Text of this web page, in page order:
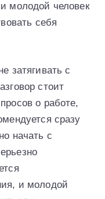
молодой человек
себя
затягивать с
стоит
о работе,
сразу
начать с
и молодой